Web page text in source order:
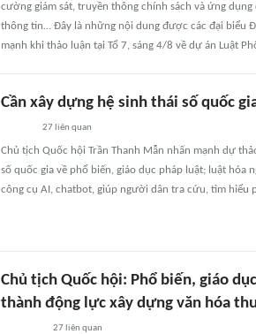
cường giám sát, truyền thông chính sách và ứng
thông tin… Đây là những nội dung được các đại biểu
mạnh khi thảo luận tại Tổ 7, sáng 4/8 về dự án Luật
Cần xây dựng hệ sinh thái số quốc
27 liên quan
Chủ tịch Quốc hội Trần Thanh Mẫn nhấn mạnh dự
số quốc gia về phổ biến, giáo dục pháp luật; luật hóa
công cụ AI, chatbot, giúp người dân tra cứu, tìm hiểu
Chủ tịch Quốc hội: Phổ biến, giáo
thành động lực xây dựng văn hóa
27 liên quan